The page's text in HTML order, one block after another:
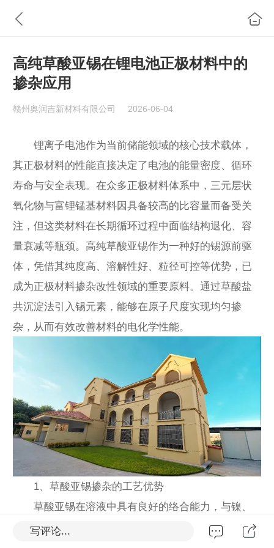
高纯草酸亚锡在锂电池正极材料中的
掺杂应用
赣州奥润吉新材料有限公司 2026-06-04
锂离子电池作为当前储能领域的核心技术载体，
其正极材料的性能直接决定了电池的能量密度、循环
寿命与安全表现。在众多正极材料体系中，三元层状
氧化物与富锂锰基材料因具备较高的比容量而备受关
注，但这类材料在长期循环过程中面临结构退化、容
量衰减等瓶颈。高纯草酸亚锡作为一种好的锡源前驱
体，凭借其纯度高、溶解性好、粒径可控等优势，已
成为正极材料掺杂改性领域的重要原料。通过草酸盐
共沉淀法引入锡元素，能够在原子尺度实现均匀掺
杂，从而有效改善材料的电化学性能。
1、草酸亚锡掺杂的工艺优势
草酸亚锡在溶液中具有良好的络合能力，与镍、
钴、锰等金属离子共同沉淀时，可有效解决金属离子
写评论...